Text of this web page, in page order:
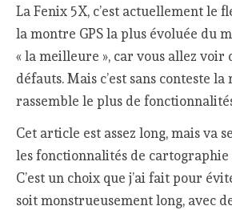
La Fenix 5X, c’est actuellement le
la montre GPS la plus évoluée du
« la meilleure », car vous allez voir
défauts. Mais c’est sans conteste la
rassemble le plus de
Cet article est assez long, mais va
les fonctionnalités de
C’est un choix que j’ai fait pour
soit monstrueusement long, avec